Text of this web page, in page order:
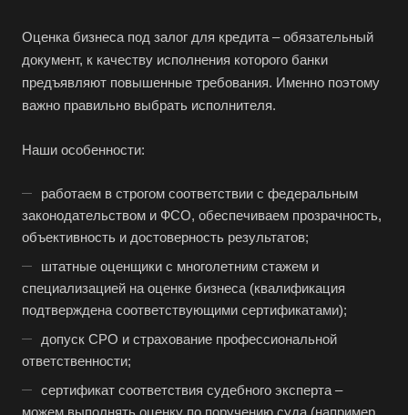
Оценка бизнеса под залог для кредита – обязательный
документ, к качеству исполнения которого банки
предъявляют повышенные требования. Именно поэтому
важно правильно выбрать исполнителя.
Наши особенности:
работаем в строгом соответствии с федеральным
законодательством и ФСО, обеспечиваем прозрачность,
объективность и достоверность результатов;
штатные оценщики с многолетним стажем и
специализацией на оценке бизнеса (квалификация
подтверждена соответствующими сертификатами);
допуск СРО и страхование профессиональной
ответственности;
сертификат соответствия судебного эксперта –
Белая Калитва
Белгород
Белогорск
Белореченск
Белоярский
Бердск
Березники
Биробиджан
Бирск